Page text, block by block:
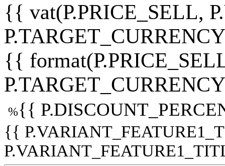
{{ vat(P.PRICE_SELL,
{{
%{{
{{